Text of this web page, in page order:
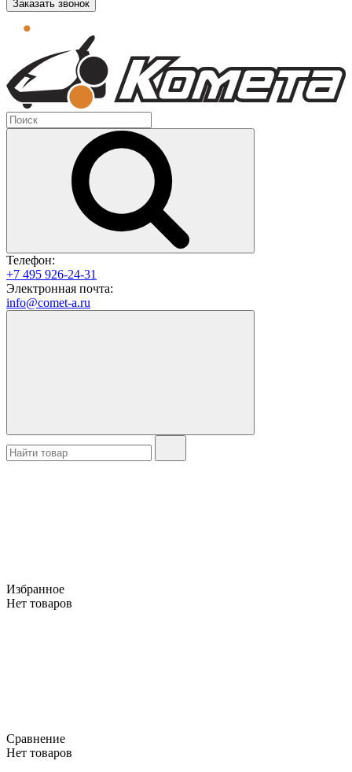
Заказать звонок
Телефон:
+7 495 926-24-31
Электронная почта:
info@comet-a.ru
Избранное
Нет товаров
Сравнение
Нет товаров